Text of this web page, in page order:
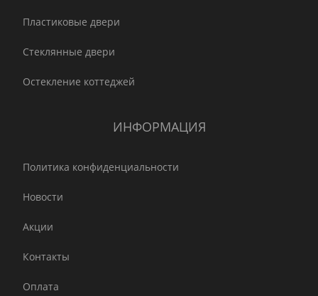
Пластиковые двери
Стеклянные двери
Остекление коттеджей
ИНФОРМАЦИЯ
Политика конфиденциальности
Новости
Акции
Контакты
Оплата